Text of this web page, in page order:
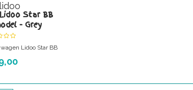
Star BB
- Grey
Lidoo Star BB
versie bij